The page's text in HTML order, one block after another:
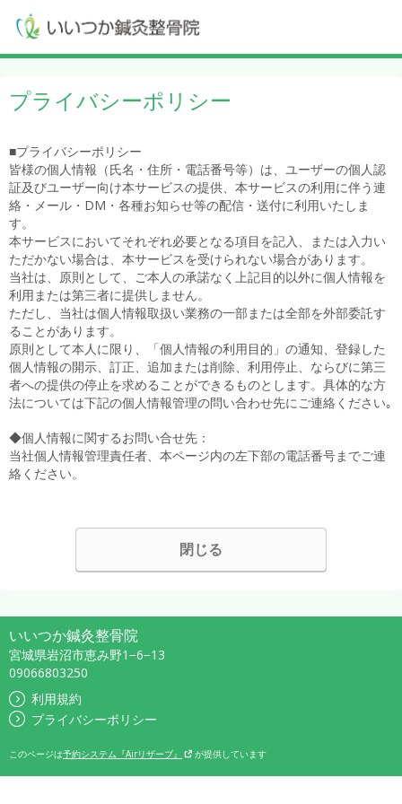
プライバシーポリシー
■プライバシーポリシー
皆様の個人情報（氏名・住所・電話番号等）は、ユーザーの個人認
証及びユーザー向け本サービスの提供、本サービスの利用に伴う連
絡・メール・DM・各種お知らせ等の配信・送付に利用いたしま
す。
本サービスにおいてそれぞれ必要となる項目を記入、または入力い
ただかない場合は、本サービスを受けられない場合があります。
当社は、原則として、ご本人の承諾なく上記目的以外に個人情報を
利用または第三者に提供しません。
ただし、当社は個人情報取扱い業務の一部または全部を外部委託す
ることがあります。
原則として本人に限り、「個人情報の利用目的」の通知、登録した
個人情報の開示、訂正、追加または削除、利用停止、ならびに第三
者への提供の停止を求めることができるものとします。具体的な方
法については下記の個人情報管理の問い合わせ先にご連絡ください｡
◆個人情報に関するお問い合せ先：
当社個人情報管理責任者、本ページ内の左下部の電話番号までご連
絡ください。
閉じる
いいつか鍼灸整骨院
宮城県岩沼市恵み野1−6−13
09066803250
利用規約
プライバシーポリシー
このページは予約システム『Airリザーブ』 が提供しています